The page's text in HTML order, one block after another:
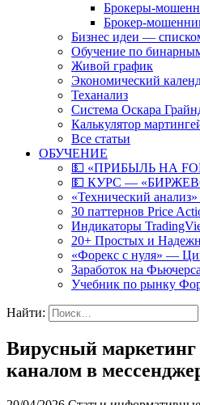
Брокеры-
Брокер-
Бизнес идеи —
Обучение по
Живой график
Экономический
Теханализ
Система Оскара
Калькулятор
Все статьи
ОБУЧЕНИЕ
💵 «ПРИБЫЛЬ НА
💵 КУРС —
«Технический
30 паттернов Price
Индикаторы
20+ Простых и
«Форекс с нуля» —
Заработок на
Учебник по рынку
Найти:
Вирусный маркетинг
каналом в